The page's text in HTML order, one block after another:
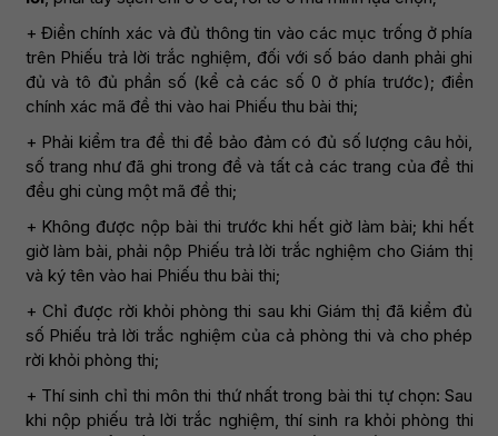
+ Điền chính xác và đủ thông tin vào các mục trống ở phía
trên Phiếu trả lời trắc nghiệm, đối với số báo danh phải ghi
đủ và tô đủ phần số (kể cả các số 0 ở phía trước); điền
chính xác mã đề thi vào hai Phiếu thu bài thi;
+ Phải kiểm tra đề thi để bảo đảm có đủ số lượng câu hỏi,
số trang như đã ghi trong đề và tất cả các trang của đề thi
đều ghi cùng một mã đề thi;
+ Không được nộp bài thi trước khi hết giờ làm bài; khi hết
giờ làm bài, phải nộp Phiếu trả lời trắc nghiệm cho Giám thị
và ký tên vào hai Phiếu thu bài thi;
+ Chỉ được rời khỏi phòng thi sau khi Giám thị đã kiểm đủ
số Phiếu trả lời trắc nghiệm của cả phòng thi và cho phép
rời khỏi phòng thi;
+ Thí sinh chỉ thi môn thi thứ nhất trong bài thi tự chọn: Sau
khi nộp phiếu trả lời trắc nghiệm, thí sinh ra khỏi phòng thi